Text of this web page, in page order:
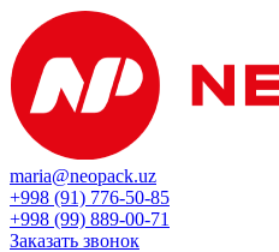
maria@neopack.uz
+998 (91) 776-50-85
+998 (99) 889-00-71
Заказать звонок